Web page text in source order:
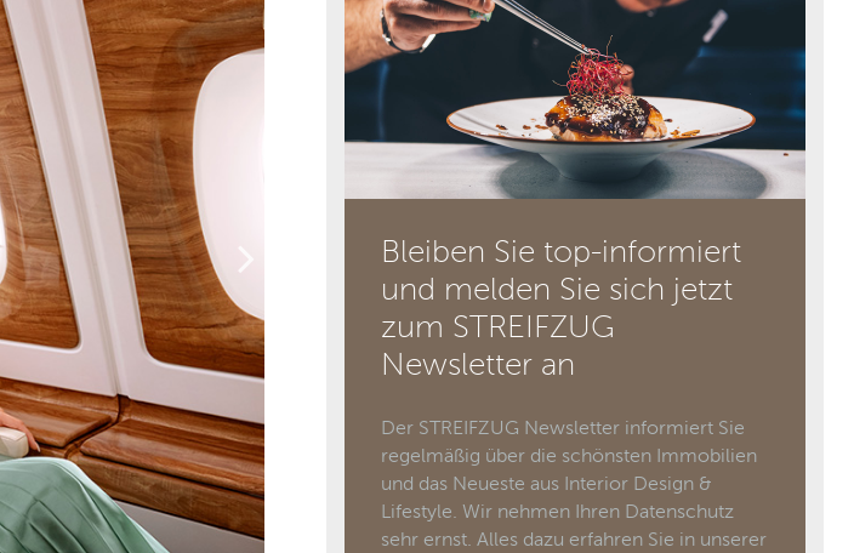
Bleiben Sie top-informiert
und melden Sie sich jetzt
zum STREIFZUG
Newsletter an
Der STREIFZUG Newsletter informiert Sie
regelmäßig über die schönsten Immobilien
und das Neueste aus Interior Design &
Lifestyle. Wir nehmen Ihren Datenschutz
sehr ernst. Alles dazu erfahren Sie in unserer